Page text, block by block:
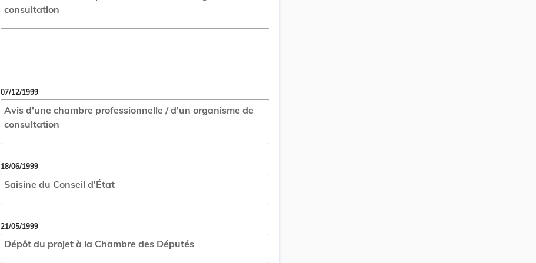
consultation
07/12/1999
Avis d'une chambre professionnelle / d'un organisme de
consultation
18/06/1999
Saisine du Conseil d'État
21/05/1999
Dépôt du projet à la Chambre des Députés